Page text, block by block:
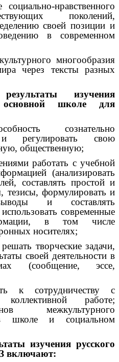
социально-нравственного
поколений,
своей позиции и
в современном
многообразия
через тексты разных
изучения
школе для
сознательно
и регулировать свою
общественную;
работать с учебной
(анализировать
составлять простой и
тезисы, формулировать и
и составлять
современные
в том числе
носителях;
творческие задачи,
своей деятельности в
(сообщение, эссе,
к сотрудничеству с
коллективной работе;
межкультурного
в школе и социальном
изучения русского
включают: